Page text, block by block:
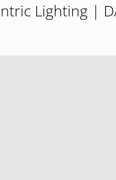
Lighting |